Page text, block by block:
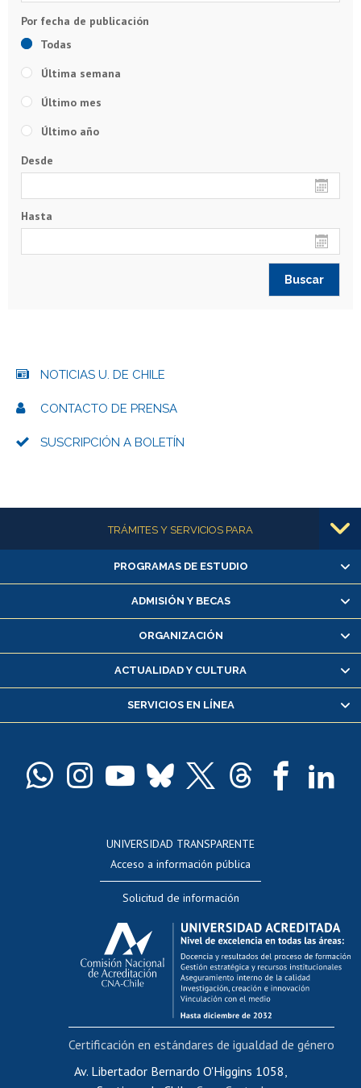
Todas
Última semana
Último mes
Último año
Desde
Hasta
NOTICIAS U. DE CHILE
CONTACTO DE PRENSA
SUSCRIPCIÓN A BOLETÍN
Más informaciónTRÁMITES Y SERVICIOS PARA
Alumnas/os y exalumnas/os
Matrícula en línea
Inscripción y cambio de asignaturas
Consulta y certificado de notas
Servicio médico y dental
Pago de arancel y crédito alumnos
Docentes
Evaluación docente
Calificación académica
Postulación al AUCAI
Funcionarias/os
Cursos internos de capacitación
Bienestar del personal
Portal de movilidad interna
Certificado de renta
PROGRAMAS DE ESTUDIO
ADMISIÓN Y BECAS
ORGANIZACIÓN
ACTUALIDAD Y CULTURA
SERVICIOS EN LÍNEA
UNIVERSIDAD TRANSPARENTE
Acceso a información pública
Solicitud de información
Av. Libertador Bernardo O'Higgins 1058,
Certificación en estándares de igualdad de género